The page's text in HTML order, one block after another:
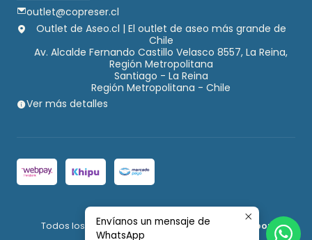
outlet@copreser.cl
Outlet de Aseo.cl | El outlet de aseo más grande de
Chile
Av. Alcalde Fernando Castillo Velasco 8557, La Reina,
Región Metropolitana
Santiago - La Reina
Región Metropolitana - Chile
Ver más detalles
Todos los derechos reservados.Desarrollado por
Envíanos un mensaje de
WhatsApp